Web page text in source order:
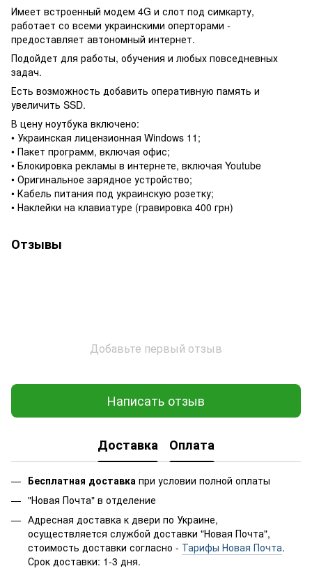
Имеет встроенный модем 4G и слот под симкарту,
работает со всеми украинскими оперторами -
предоставляет автономный интернет.
Подойдет для работы, обучения и любых повседневных
задач.
Есть возможность добавить оперативную память и
увеличить SSD.
В цену ноутбука включено:
• Украинская лицензионная Windows 11;
• Пакет программ, включая офис;
• Блокировка рекламы в интернете, включая Youtube
• Оригинальное зарядное устройство;
• Кабель питания под украинскую розетку;
• Наклейки на клавиатуре (гравировка 400 грн)
Отзывы
Добавьте первый отзыв
Написать отзыв
Доставка Оплата
Бесплатная доставка при условии полной оплаты
"Новая Почта" в отделение
Адресная доставка к двери по Украине,
осуществляется службой доставки "Новая Почта",
стоимость доставки согласно - Тарифы Новая Почта.
Срок доставки: 1-3 дня.